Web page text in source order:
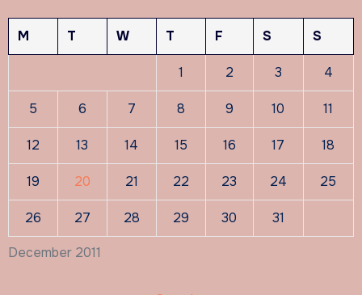
December 2011
M T W T F S S
1 2 3 4
5 6 7 8 9 10 11
12 13 14 15 16 17 18
19 20 21 22 23 24 25
26 27 28 29 30 31